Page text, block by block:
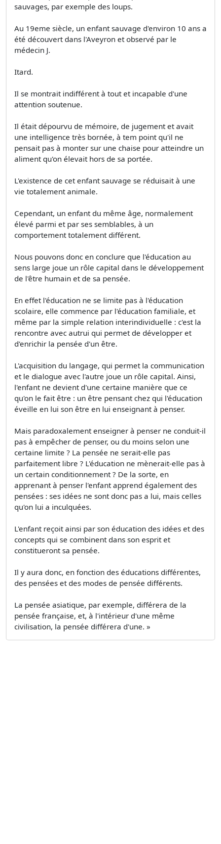
sauvages, par exemple des loups.
Au 19eme siècle, un enfant sauvage d'environ 10 ans a
été découvert dans l'Aveyron et observé par le
médecin J.
Itard.
Il se montrait indifférent à tout et incapable d'une
attention soutenue.
Il était dépourvu de mémoire, de jugement et avait
une intelligence très bornée, à tem point qu'il ne
pensait pas à monter sur une chaise pour atteindre un
aliment qu'on élevait hors de sa portée.
L'existence de cet enfant sauvage se réduisait à une
vie totalement animale.
Cependant, un enfant du même âge, normalement
élevé parmi et par ses semblables, à un
comportement totalement différent.
Nous pouvons donc en conclure que l'éducation au
sens large joue un rôle capital dans le développement
de l'être humain et de sa pensée.
En effet l'éducation ne se limite pas à l'éducation
scolaire, elle commence par l'éducation familiale, et
même par la simple relation interindividuelle : c'est la
rencontre avec autrui qui permet de développer et
d'enrichir la pensée d'un être.
L'acquisition du langage, qui permet la communication
et le dialogue avec l'autre joue un rôle capital. Ainsi,
l'enfant ne devient d'une certaine manière que ce
qu'on le fait être : un être pensant chez qui l'éducation
éveille en lui son être en lui enseignant à penser.
Mais paradoxalement enseigner à penser ne conduit-il
pas à empêcher de penser, ou du moins selon une
certaine limite ? La pensée ne serait-elle pas
parfaitement libre ? L'éducation ne mènerait-elle pas à
un certain conditionnement ? De la sorte, en
apprenant à penser l'enfant apprend également des
pensées : ses idées ne sont donc pas a lui, mais celles
qu'on lui a inculquées.
L'enfant reçoit ainsi par son éducation des idées et des
concepts qui se combinent dans son esprit et
constitueront sa pensée.
Il y aura donc, en fonction des éducations différentes,
des pensées et des modes de pensée différents.
La pensée asiatique, par exemple, différera de la
pensée française, et, à l'intérieur d'une même
civilisation, la pensée différera d'une. »